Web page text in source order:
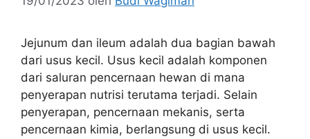
Jejunum dan ileum adalah dua bagian bawah
dari usus kecil. Usus kecil adalah komponen
dari saluran pencernaan hewan di mana
penyerapan nutrisi terutama terjadi. Selain
penyerapan, pencernaan mekanis, serta
pencernaan kimia, berlangsung di usus kecil.